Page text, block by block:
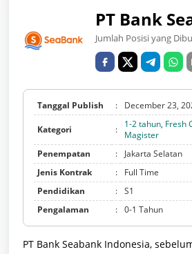
PT Bank
Jumlah Posisi yang
Tanggal Publish : December 23,
Kategori : 1-2 tahun, Fresh
Magister
Penempatan
:
Jakarta Selatan
Jenis Kontrak
:
Full Time
Pendidikan
: S1
Pengalaman
: 0-1 Tahun
PT Bank Seabank Indonesia,